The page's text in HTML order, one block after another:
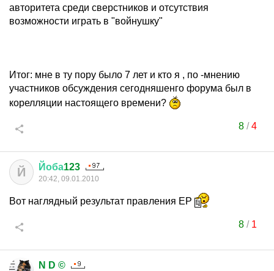
авторитета среди сверстников и отсутствия
возможности играть в "войнушку"
Итог: мне в ту пору было 7 лет и кто я , по -мнению
участников обсуждения сегодняшенго форума был в
корелляции настоящего времени?
8/4
Й Йоба123
20:42, 09.01.2010
Вот наглядный результат правления ЕР
8/ 1
N D ©